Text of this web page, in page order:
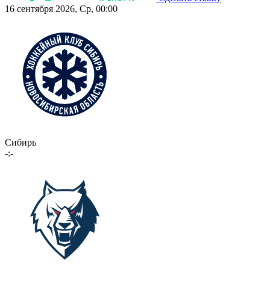
16 сентября 2026, Ср, 00:00
Сибирь
-:-